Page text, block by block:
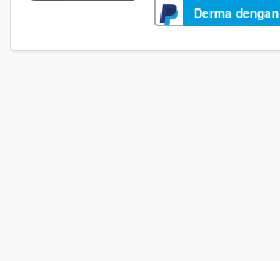
Derma dengan